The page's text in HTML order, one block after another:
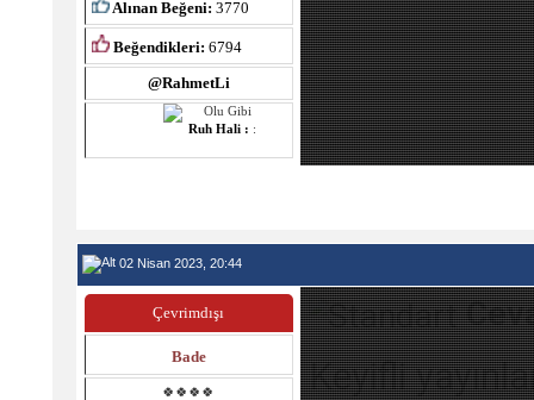
Alınan Beğeni: 3770
Beğendikleri: 6794
@RahmetLi
Ruh Hali : :
02 Nisan 2023, 20:44
Çevrimdışı
Bade
🍀🍀🍀🍀 Keyifli